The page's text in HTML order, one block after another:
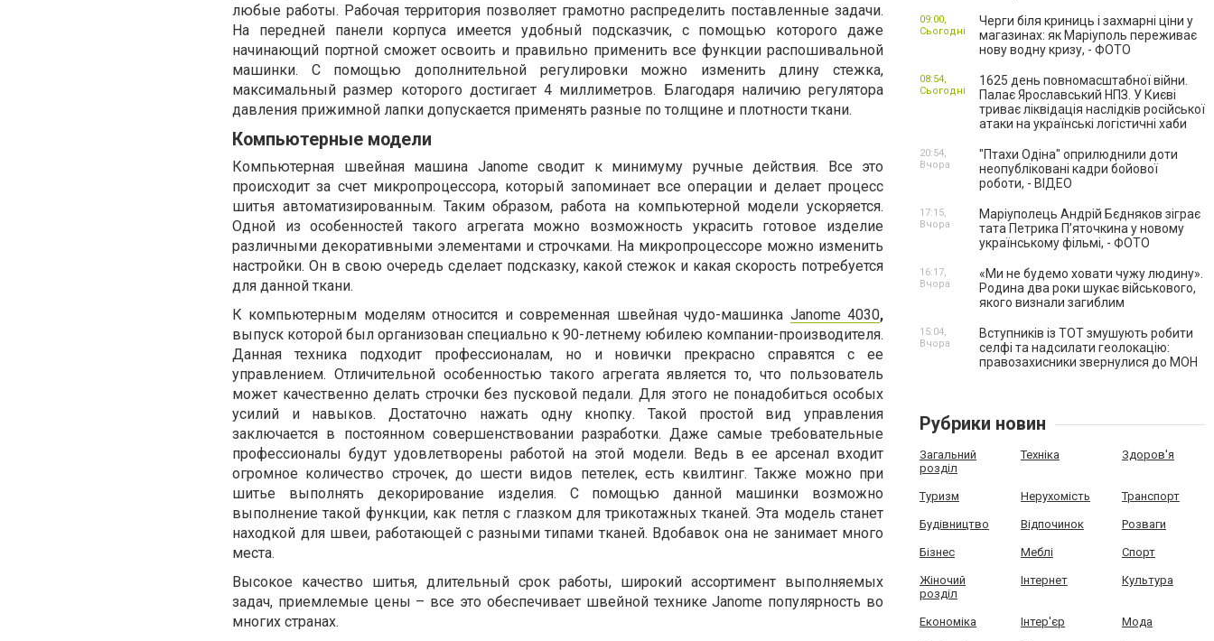
любые работы. Рабочая территория позволяет грамотно распределить поставленные задачи.
На передней панели корпуса имеется удобный подсказчик, с помощью которого даже
начинающий портной сможет освоить и правильно применить все функции распошивальной
машинки. С помощью дополнительной регулировки можно изменить длину стежка,
максимальный размер которого достигает 4 миллиметров. Благодаря наличию регулятора
давления прижимной лапки допускается применять разные по толщине и плотности ткани.
Компьютерные модели
Компьютерная швейная машина Janome сводит к минимуму ручные действия. Все это
происходит за счет микропроцессора, который запоминает все операции и делает процесс
шитья автоматизированным. Таким образом, работа на компьютерной модели ускоряется.
Одной из особенностей такого агрегата можно возможность украсить готовое изделие
различными декоративными элементами и строчками. На микропроцессоре можно изменить
настройки. Он в свою очередь сделает подсказку, какой стежок и какая скорость потребуется
для данной ткани.
К компьютерным моделям относится и современная швейная чудо-машинка Janome 4030,
выпуск которой был организован специально к 90-летнему юбилею компании-производителя.
Данная техника подходит профессионалам, но и новички прекрасно справятся с ее
управлением. Отличительной особенностью такого агрегата является то, что пользователь
может качественно делать строчки без пусковой педали. Для этого не понадобиться особых
усилий и навыков. Достаточно нажать одну кнопку. Такой простой вид управления
заключается в постоянном совершенствовании разработки. Даже самые требовательные
профессионалы будут удовлетворены работой на этой модели. Ведь в ее арсенал входит
огромное количество строчек, до шести видов петелек, есть квилтинг. Также можно при
шитье выполнять декорирование изделия. С помощью данной машинки возможно
выполнение такой функции, как петля с глазком для трикотажных тканей. Эта модель станет
находкой для швеи, работающей с разными типами тканей. Вдобавок она не занимает много
места.
Высокое качество шитья, длительный срок работы, широкий ассортимент выполняемых
задач, приемлемые цены – все это обеспечивает швейной технике Janome популярность во
многих странах.
Черги біля криниць і захмарні ціни у
магазинах: як Маріуполь переживає
нову водну кризу, - ФОТО
09:00,
Сьогодні
1625 день повномасштабної війни.
Палає Ярославський НПЗ. У Києві
триває ліквідація наслідків російської
атаки на українські логістичні хаби
08:54,
Сьогодні
"Птахи Одіна" оприлюднили доти
неопубліковані кадри бойової
роботи, - ВІДЕО
20:54,
Вчора
Маріуполець Андрій Бєдняков зіграє
тата Петрика П’яточкина у новому
українському фільмі, - ФОТО
17:15,
Вчора
«Ми не будемо ховати чужу людину».
Родина два роки шукає військового,
якого визнали загиблим
16:17,
Вчора
Вступників із ТОТ змушують робити
селфі та надсилати геолокацію:
правозахисники звернулися до МОН
15:04,
Вчора
Рубрики новин
Загальний
розділ
Техніка Здоров'я
Туризм Нерухомість Транспорт
Будівництво Відпочинок Розваги
Бізнес Меблі Спорт
Жіночий
розділ
Інтернет Культура
Економіка Інтер'єр Мода